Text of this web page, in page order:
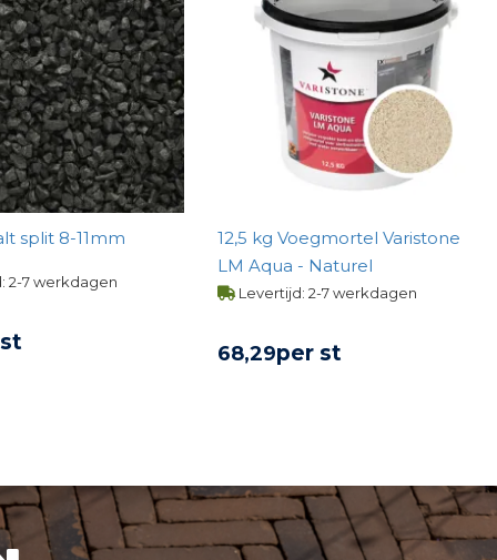
split 8-11mm
2-7 werkdagen
12,5 kg Voegmortel Varistone
LM Aqua - Naturel
Levertijd: 2-7 werkdagen
68,29per st